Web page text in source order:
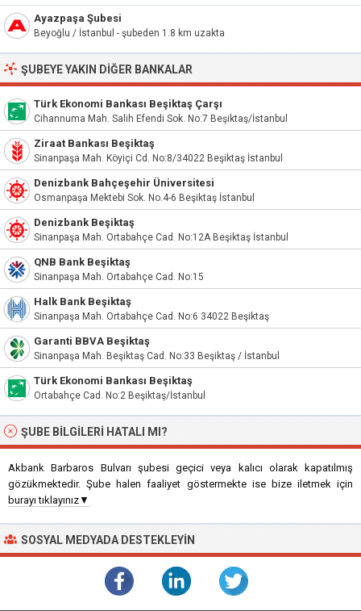
Ayazpaşa Şubesi
Beyoğlu / İstanbul - şubeden 1.8 km uzakta
ŞUBEYE YAKIN DIĞER BANKALAR
Türk Ekonomi Bankası Beşiktaş Çarşı
Cihannuma Mah. Salih Efendi Sok. No:7 Beşiktaş/İstanbul
Ziraat Bankası Beşiktaş
Sinanpaşa Mah. Köyiçi Cd. No:8/34022 Beşiktaş İstanbul
Denizbank Bahçeşehir Üniversitesi
Osmanpaşa Mektebi Sok. No.4-6 Beşiktaş İstanbul
Denizbank Beşiktaş
Sinanpaşa Mah. Ortabahçe Cad. No:12A Beşiktaş İstanbul
QNB Bank Beşiktaş
Sinanpaşa Mah. Ortabahçe Cad. No:15
Halk Bank Beşiktaş
Sinanpaşa Mah. Ortabahçe Cad. No:6 34022 Beşiktaş
Garanti BBVA Beşiktaş
Sinanpaşa Mah. Beşiktaş Cad. No:33 Beşiktaş / İstanbul
Türk Ekonomi Bankası Beşiktaş
Ortabahçe Cad. No:2 Beşiktaş/İstanbul
ŞUBE BILGILERI HATALI MI?
Akbank Barbaros Bulvarı şubesi geçici veya kalıcı olarak kapatılmış
gözükmektedir. Şube halen faaliyet göstermekte ise bize iletmek için
burayı tıklayınız▼
SOSYAL MEDYADA DESTEKLEYIN